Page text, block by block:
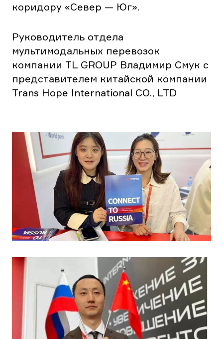
коридору «Север — Юг».
Руководитель отдела
мультимодальных перевозок
компании TL GROUP Владимир Смук с
представителем китайской компании
Trans Hope International CO., LTD